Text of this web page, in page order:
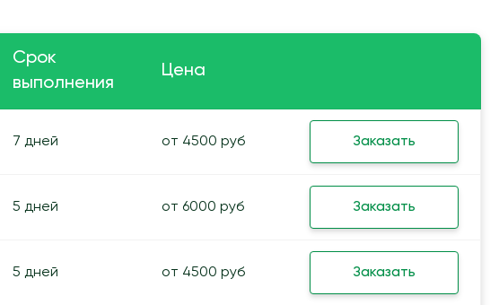
Срок
выполнения
Цена
7 дней от 4500 руб Заказать
5 дней от 6000 руб Заказать
5 дней от 4500 руб Заказать